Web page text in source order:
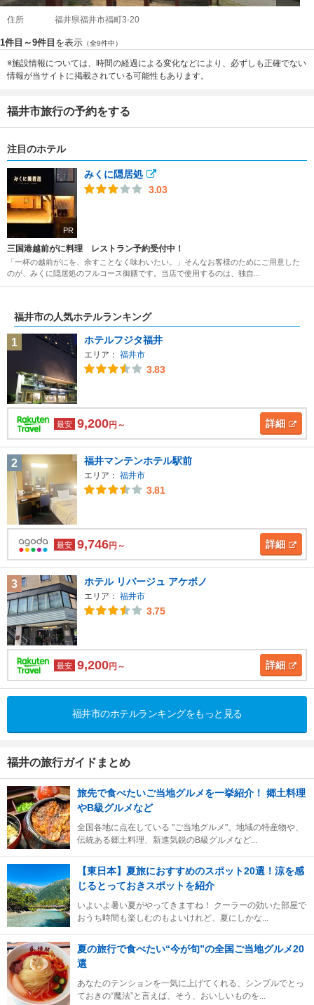
住所 福井県福井市福町3-20
1件目～9件目 を表示 （全9件中）
※施設情報については、時間の経過による変化などにより、必ずしも正確でない
情報が当サイトに掲載されている可能性もあります。
福井市旅行の予約をする
注目のホテル
PR
みくに隠居処
3.03
三国港越前がに料理 レストラン予約受付中！
「一杯の越前がにを、余すことなく味わいたい。」そんなお客様のためにご用意した
のが、みくに隠居処のフルコース御膳です。当店で使用するのは、独自...
福井市の人気ホテルランキング
1 ホテルフジタ福井
エリア： 福井市
3.83
最安 9,200円～ 詳細
2 福井マンテンホテル駅前
エリア： 福井市
3.81
最安 9,746円～ 詳細
3 ホテル リバージュ アケボノ
エリア： 福井市
3.75
最安 9,200円～ 詳細
福井市のホテルランキングをもっと見る
福井の旅行ガイドまとめ
旅先で食べたいご当地グルメを一挙紹介！ 郷土料理
やB級グルメなど
全国各地に点在している "ご当地グルメ"。地域の特産物や、
伝統ある郷土料理、新進気鋭のB級グルメなど...
【東日本】夏旅におすすめのスポット20選！涼を感
じるとっておきスポットを紹介
いよいよ暑い夏がやってきますね！ クーラーの効いた部屋で
おうち時間も楽しむのもよいけれど、夏にしかな...
夏の旅行で食べたい“今が旬”の全国ご当地グルメ20
選
あなたのテンションを一気に上げてくれる、シンプルでとっ
ておきの“魔法”と言えば、そう、おいしいものを...